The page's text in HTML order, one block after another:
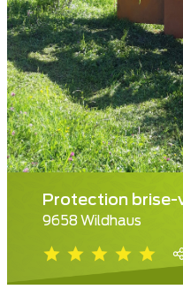
Protection brise-
9658 Wildhaus